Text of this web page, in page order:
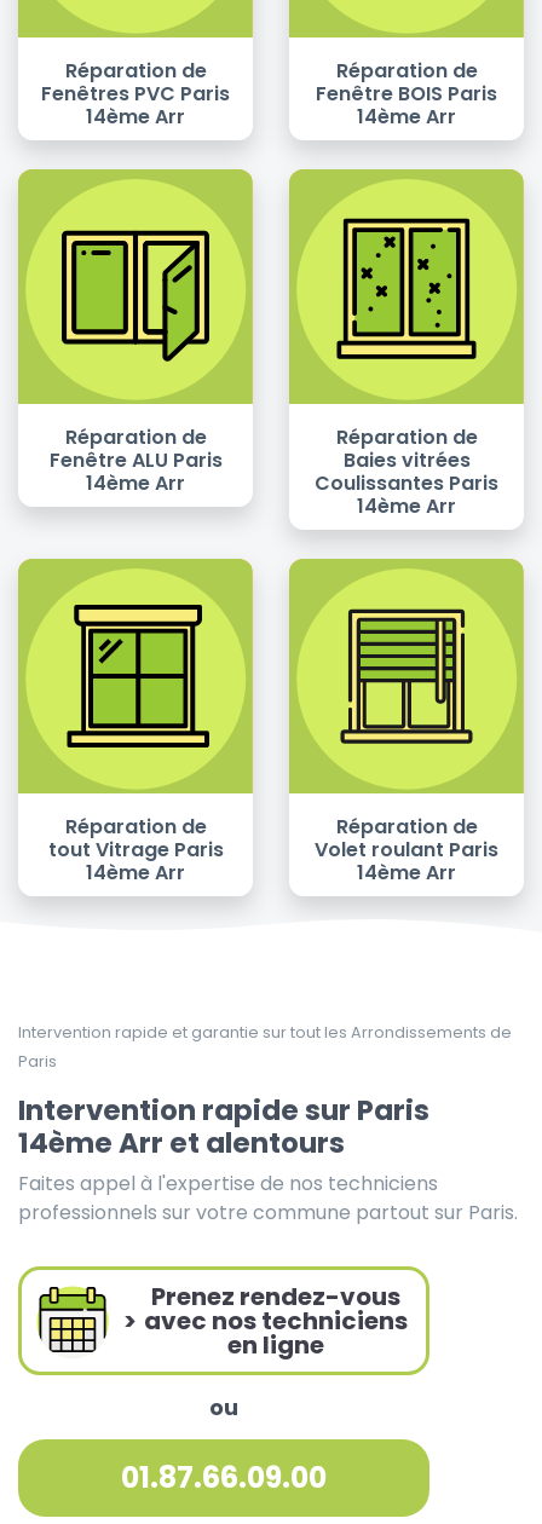
Réparation de
Fenêtres PVC Paris
14ème Arr
Réparation de
Fenêtre BOIS Paris
14ème Arr
Réparation de
Fenêtre ALU Paris
14ème Arr
Réparation de
Baies vitrées
Coulissantes Paris
14ème Arr
Réparation de
tout Vitrage Paris
14ème Arr
Réparation de
Volet roulant Paris
14ème Arr
Intervention rapide et garantie sur tout les Arrondissements de
Paris
Intervention rapide sur Paris
14ème Arr et alentours
Faites appel à l'expertise de nos techniciens
professionnels sur votre commune partout sur Paris.
>
Prenez rendez-vous
avec nos techniciens
en ligne
ou
01.87.66.09.00